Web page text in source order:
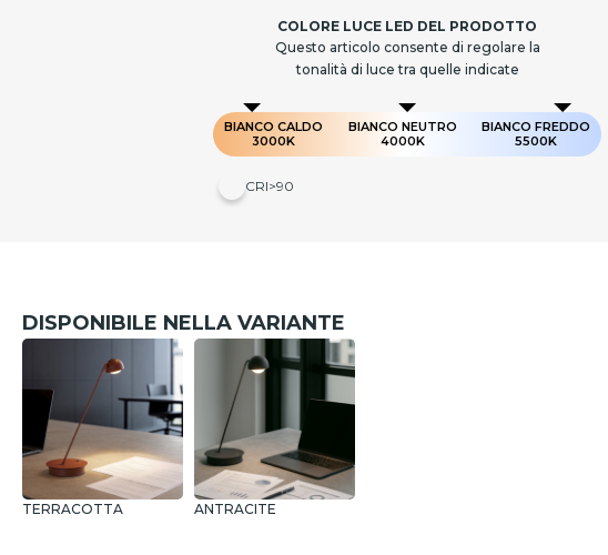
COLORE LUCE LED DEL PRODOTTO
Questo articolo consente di regolare la
tonalità di luce tra quelle indicate
BIANCO CALDO
3000K
BIANCO NEUTRO
4000K
BIANCO FREDDO
5500K
CRI>90
DISPONIBILE NELLA VARIANTE
TERRACOTTA ANTRACITE